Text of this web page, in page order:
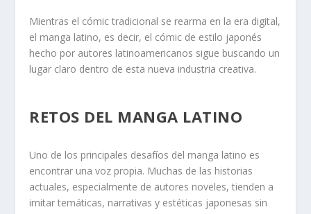
Mientras el cómic tradicional se rearma en la era digital,
el manga latino, es decir, el cómic de estilo japonés
hecho por autores latinoamericanos sigue buscando un
lugar claro dentro de esta nueva industria creativa.
RETOS DEL MANGA LATINO
Uno de los principales desafíos del manga latino es
encontrar una voz propia. Muchas de las historias
actuales, especialmente de autores noveles, tienden a
imitar temáticas, narrativas y estéticas japonesas sin